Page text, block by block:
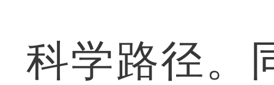
科学路径。